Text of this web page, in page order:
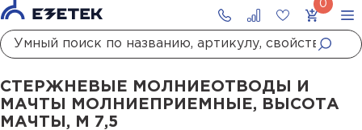
ГлавнаяКаталог Стержневые молниеотводы и мачты
СТЕРЖНЕВЫЕ МОЛНИЕОТВОДЫ И
МАЧТЫ МОЛНИЕПРИЕМНЫЕ, ВЫСОТА
МАЧТЫ, М 7,5